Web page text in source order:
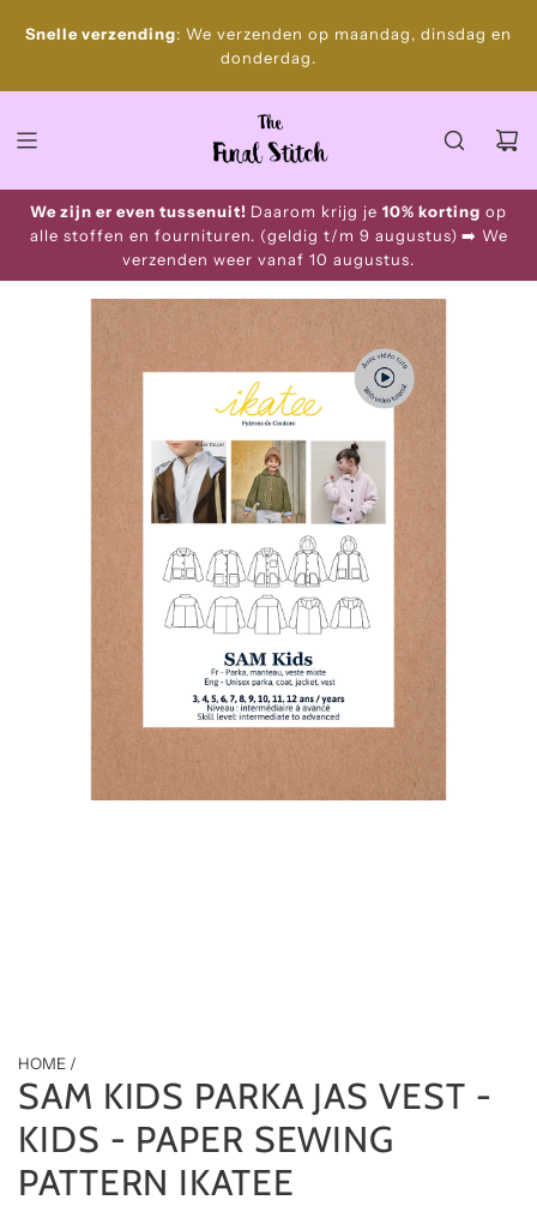
p
o
e
Snelle verzending: We verzenden op maandag, dinsdag en
donderdag.
We zijn er even tussenuit! Daarom krijg je 10% korting op
alle stoffen en fournituren. (geldig t/m 9 augustus) ➡️ We
verzenden weer vanaf 10 augustus.
HOME /
SAM KIDS PARKA JAS VEST -
KIDS - PAPER SEWING
PATTERN IKATEE